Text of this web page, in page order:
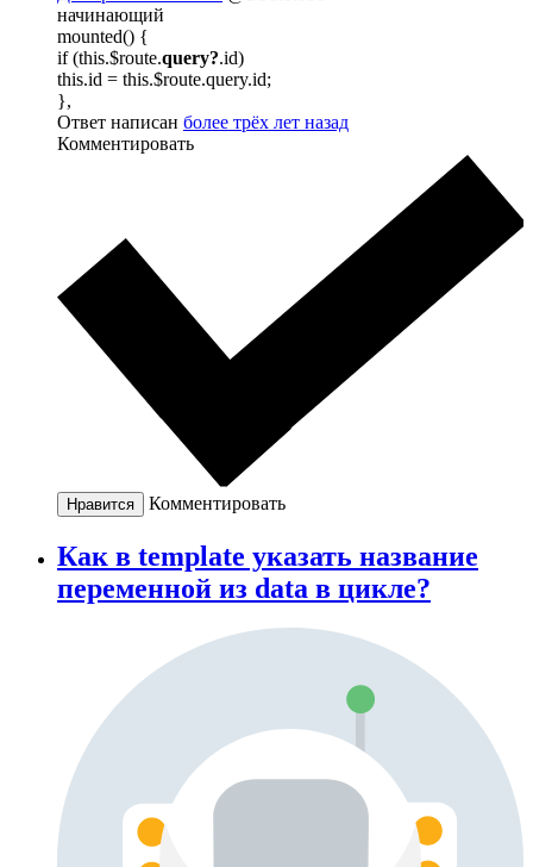
начинающий
mounted() {
if (this.$route.query?.id)
this.id = this.$route.query.id;
},
Ответ написан более трёх лет назад
Комментировать
Нравится Комментировать
Как в template указать название
переменной из data в цикле?